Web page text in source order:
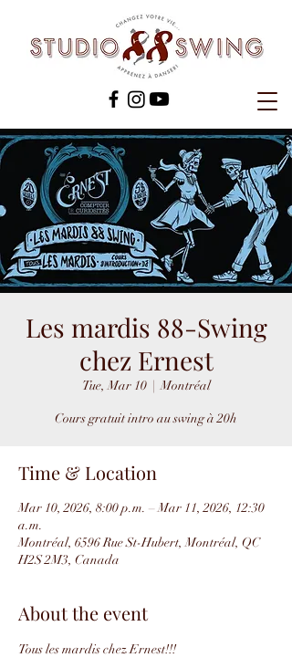
Les mardis 88-Swing
chez Ernest
Tue, Mar 10
  |
Montréal
Cours gratuit intro au swing à 20h
Time & Location
Mar 10, 2026, 8:00 p.m. – Mar 11, 2026, 12:30
a.m.
Montréal, 6596 Rue St-Hubert, Montréal, QC
H2S 2M3, Canada
About the event
Tous les mardis chez Ernest!!!